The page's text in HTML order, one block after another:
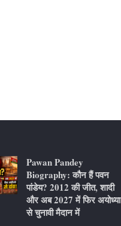
Pawan Pandey
Biography: कौन हैं पवन
पांडेय? 2012 की जीत, शादी
और अब 2027 में फिर अयोध्या
से चुनावी मैदान में